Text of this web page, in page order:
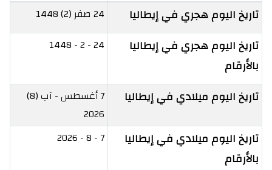
تاريخ اليوم هجري في إيطاليا 24 صفر (2) 1448
تاريخ اليوم هجري في إيطاليا
بالأرقام
24 - 2 - 1448
تاريخ اليوم ميلادي في إيطاليا
7 أغسطس - آب (8)
2026
تاريخ اليوم ميلادي في إيطاليا
بالأرقام
7 - 8 - 2026